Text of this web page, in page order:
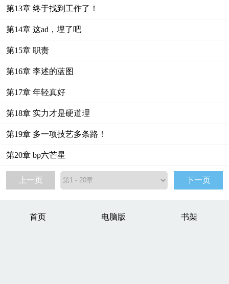
第13章 终于找到工作了！
第14章 这ad，埋了吧
第15章 职责
第16章 李述的蓝图
第17章 年轻真好
第18章 实力才是硬道理
第19章 多一项技艺多条路！
第20章 bp六芒星
上一页 下一页
首页 电脑版 书架